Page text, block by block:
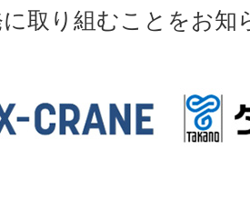
に取り組むことをお知